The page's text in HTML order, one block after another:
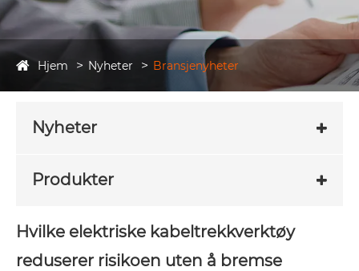
Hjem Nyheter Bransjenyheter
Nyheter
Produkter
Hvilke elektriske kabeltrekkverktøy
reduserer risikoen uten å bremse